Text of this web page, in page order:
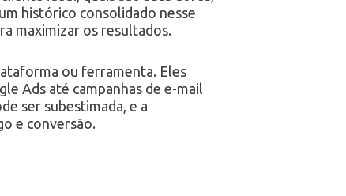
histórico consolidado nesse
maximizar os resultados.
ou ferramenta. Eles
Ads até campanhas de e-mail
ser subestimada, e a
e conversão.